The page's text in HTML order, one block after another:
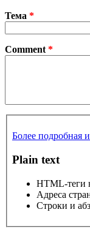
Тема *
Comment *
Более подробная
Plain text
HTML-теги
Адреса
Строки и